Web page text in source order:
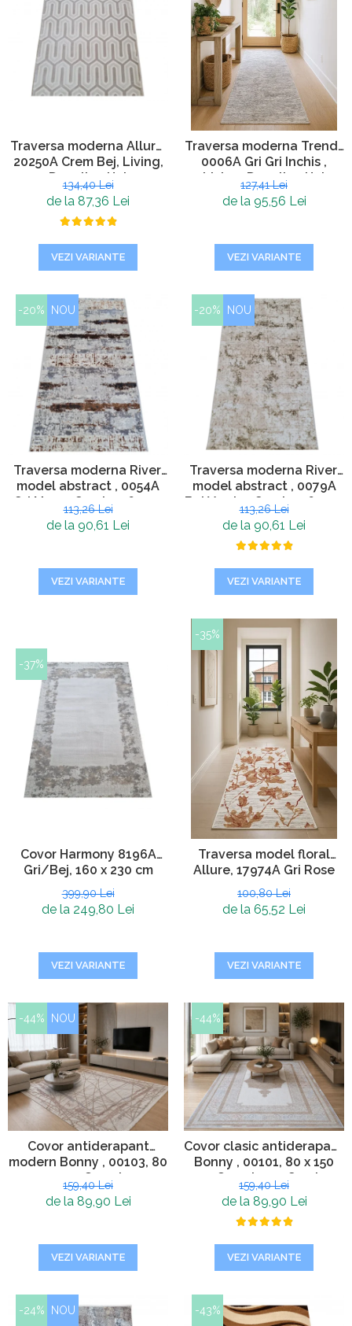
Traversa moderna Allure,
20250A Crem Bej, Living,
Dormitor, Hol
134,40 Lei
de la 87,36 Lei
VEZI VARIANTE
Traversa moderna Trend ,
0006A Gri Gri Inchis ,
Living, Dormitor, Hol
127,41 Lei
de la 95,56 Lei
VEZI VARIANTE
-20% NOU
Traversa moderna River,
model abstract , 0054A
Gri Maro , Grosime 6 mm,
Living, Dormitor, Hol
113,26 Lei
de la 90,61 Lei
VEZI VARIANTE
-20% NOU
Traversa moderna River,
model abstract , 0079A
Bej Verde , Grosime 6 mm,
Living, Dormitor, Hol
113,26 Lei
de la 90,61 Lei
VEZI VARIANTE
-37%
Covor Harmony 8196A
Gri/Bej, 160 x 230 cm
399,90 Lei
de la 249,80 Lei
VEZI VARIANTE
-35%
Traversa model floral
Allure, 17974A Gri Rose
100,80 Lei
de la 65,52 Lei
VEZI VARIANTE
-44% NOU
Covor antiderapant
modern Bonny , 00103, 80
x 150 cm, Crem Ivory,
Grosime 5mm
159,40 Lei
de la 89,90 Lei
VEZI VARIANTE
-44%
Covor clasic antiderapant
Bonny , 00101, 80 x 150
cm, Crem Ivory, Grosime
5mm
159,40 Lei
de la 89,90 Lei
VEZI VARIANTE
-24% NOU -43%